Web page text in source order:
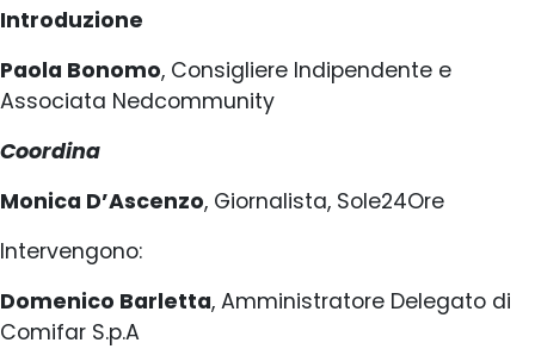
Introduzione
Paola Bonomo, Consigliere Indipendente e
Associata Nedcommunity
Coordina
Monica D’Ascenzo, Giornalista, Sole24Ore
Intervengono:
Domenico Barletta, Amministratore Delegato di
Comifar S.p.A